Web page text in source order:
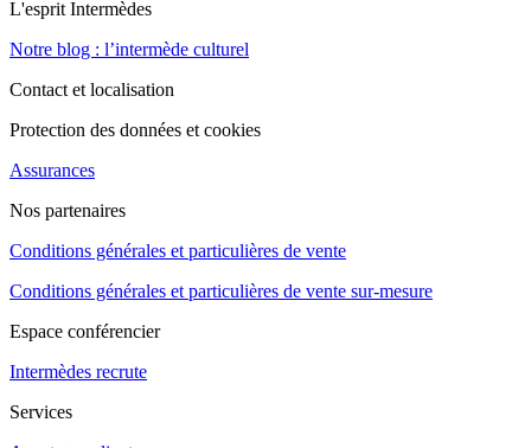
L'esprit Intermèdes
Notre blog : l’intermède culturel
Contact et localisation
Protection des données et cookies
Assurances
Nos partenaires
Conditions générales et particulières de vente
Conditions générales et particulières de vente sur-mesure
Espace conférencier
Intermèdes recrute
Services